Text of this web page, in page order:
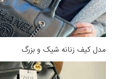
مدل کیف زنانه شیک و بزرگ